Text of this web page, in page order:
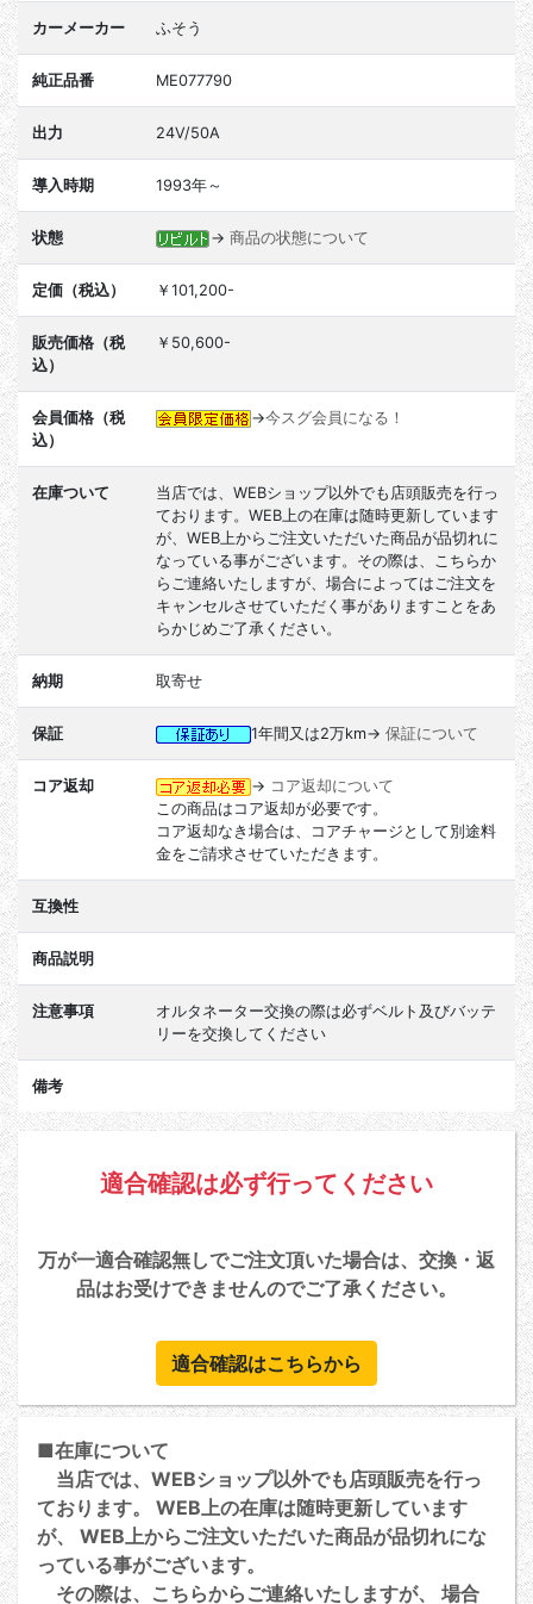
カーメーカー ふそう
純正品番 ME077790
出力 24V/50A
導入時期 1993年～
状態 → 商品の状態について
定価（税込） ￥101,200-
販売価格（税
込）
￥50,600-
会員価格（税
込）
→今スグ会員になる！
在庫ついて
当店では、WEBショップ以外でも店頭販売を行っ
ております。WEB上の在庫は随時更新しています
が、WEB上からご注文いただいた商品が品切れに
なっている事がございます。その際は、こちらか
らご連絡いたしますが、場合によってはご注文を
キャンセルさせていただく事がありますことをあ
らかじめご了承ください。
納期 取寄せ
保証 1年間又は2万km→ 保証について
コア返却 → コア返却について
この商品はコア返却が必要です。
コア返却なき場合は、コアチャージとして別途料
金をご請求させていただきます。
互換性
商品説明
注意事項
オルタネーター交換の際は必ずベルト及びバッテ
リーを交換してください
備考
適合確認は必ず行ってください
万が一適合確認無しでご注文頂いた場合は、交換・返
品はお受けできませんのでご了承ください。
適合確認はこちらから
■在庫について
当店では、WEBショップ以外でも店頭販売を行っ
ております。 WEB上の在庫は随時更新しています
が、 WEB上からご注文いただいた商品が品切れにな
っている事がございます。
その際は、こちらからご連絡いたしますが、 場合